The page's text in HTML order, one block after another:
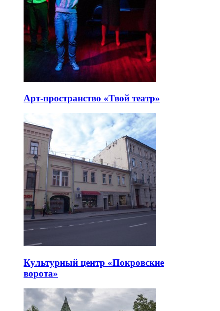
Арт-пространство «Твой театр»
Культурный центр «Покровские
ворота»